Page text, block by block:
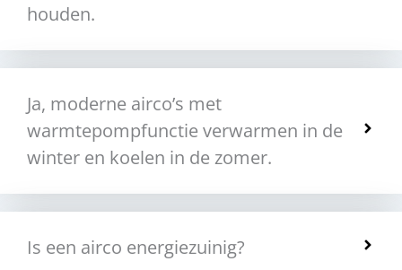
houden.
Ja, moderne airco’s met
warmtepompfunctie verwarmen in de
winter en koelen in de zomer.
Is een airco energiezuinig?